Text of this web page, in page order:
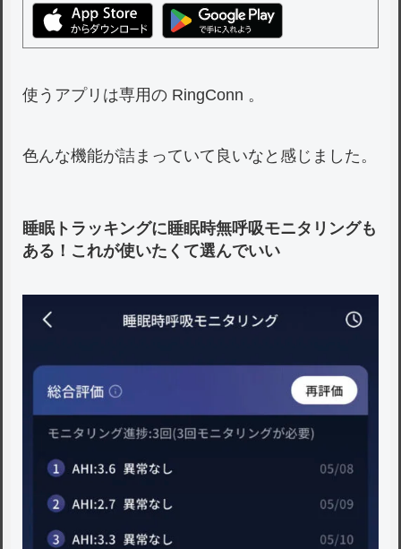
使うアプリは専用の RingConn 。
色んな機能が詰まっていて良いなと感じました。
睡眠トラッキングに睡眠時無呼吸モニタリングも
ある！これが使いたくて選んでいい